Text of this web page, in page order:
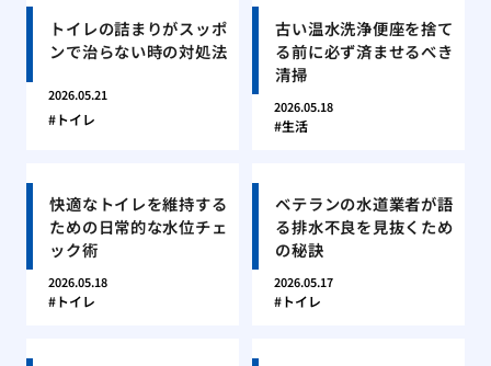
トイレの詰まりがスッポ
ンで治らない時の対処法
2026.05.21
トイレ
古い温水洗浄便座を捨て
る前に必ず済ませるべき
清掃
2026.05.18
生活
快適なトイレを維持する
ための日常的な水位チェ
ック術
2026.05.18
トイレ
ベテランの水道業者が語
る排水不良を見抜くため
の秘訣
2026.05.17
トイレ